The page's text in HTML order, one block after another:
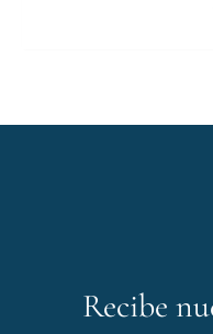
Recibe